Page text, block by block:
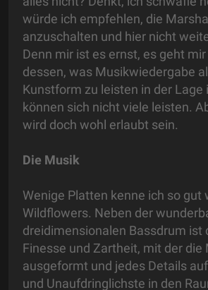
würde ich empfehlen, die
anzuschalten und hier nicht
Denn mir ist es ernst, es geht
dessen, was Musikwiedergabe
Kunstform zu leisten in der Lage
können sich nicht viele leisten.
wird doch wohl erlaubt sein.
Die Musik
Wenige Platten kenne ich so gut
Wildflowers. Neben der
dreidimensionalen Bassdrum ist
Finesse und Zartheit, mit der die
ausgeformt und jedes Details
und Unaufdringlichste in den